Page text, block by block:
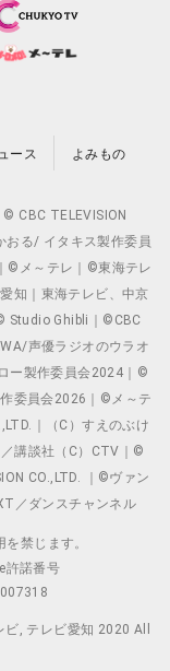
ース よみもの
CBC TELEVISION
る/ イタキス製作委員
©メ～テレ｜©東海テレ
知｜東海テレビ、中京
Studio Ghibli｜©CBC
声優ラジオのウラオ
ー製作委員会2024｜©
委員会2026｜©メ～テ
｜（C）すえのぶけ
講談社（C）CTV｜©
CO.,LTD. ｜©ヴァン
／ダンスチャンネル
禁じます。
許諾番号
, テレビ愛知 2020 All